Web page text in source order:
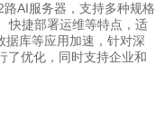
AI服务器，支持多种规格
快捷部署运维等特点，适
据库等应用加速，针对深
了优化，同时支持企业和